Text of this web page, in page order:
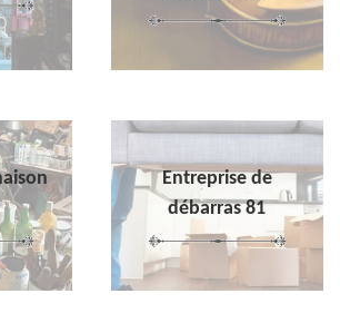
Entreprise de
débarras 81